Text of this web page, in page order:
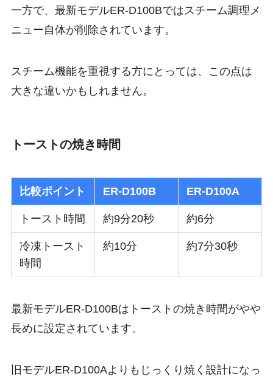
一方で、 最新モデルER-D100Bではスチーム調理メ
ニュー自体が削除されています。
スチーム機能を重視する方にとっては、この点は
大きな違いかもしれません。
トーストの焼き時間
比較ポイント ER-D100B ER-D100A
トースト時間 約9分20秒 約6分
冷凍トースト
時間
約10分 約7分30秒
最新モデルER-D100Bは トーストの焼き時間がやや
長めに設定されています。
旧モデルER-D100Aよりもじっくり焼く設計になっ